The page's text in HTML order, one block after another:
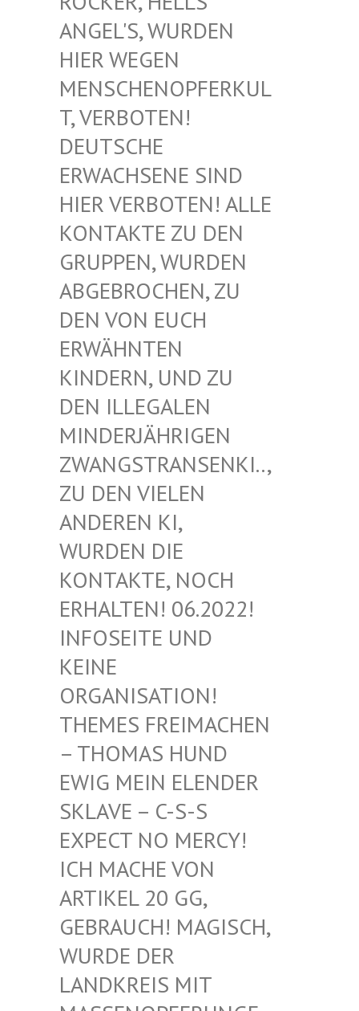
NGEL'S, WURDEN H
IER WEGEN M
ENSCHENOPFERKULT
, VERBOTEN! D
EUTSCHE E
RWACHSENE SIND H
IER VERBOTEN! ALLE K
ONTAKTE ZU DEN G
RUPPEN, WURDEN A
BGEBROCHEN, ZU D
EN VON EUCH E
RWÄHNTEN K
INDERN, UND ZU D
EN ILLEGALEN M
INDERJÄHRIGEN Z
WANGSTRANSENKI.., Z
U DEN VIELEN A
NDEREN KI, W
URDEN DIE K
ONTAKTE, NOCH E
RHALTEN! 06.2022! I
NFOSEITE UND K
EINE O
RGANISATION! T
HEMES FREIMACHEN –
THOMAS HUND E
WIG MEIN ELENDER S
KLAVE – C-S-S E
XPECT NO MERCY! I
CH MACHE VON A
RTIKEL 20 GG, G
EBRAUCH! MAGISCH, W
URDE DER L
ANDKREIS MIT M